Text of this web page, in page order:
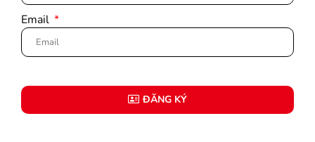
Email
ĐĂNG KÝ